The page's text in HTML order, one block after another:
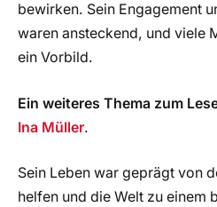
bewirken. Sein Engagement
waren ansteckend, und viele
ein Vorbild.
Ein weiteres Thema zum
Ina Müller.
Sein Leben war geprägt von
helfen und die Welt zu einem